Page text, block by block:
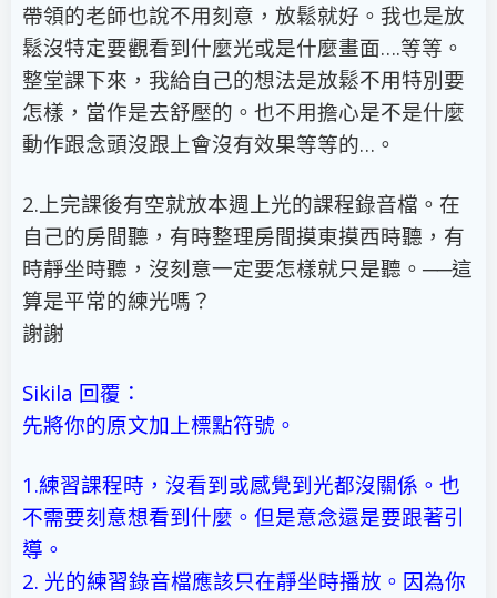
帶領的老師也說不用刻意，放鬆就好。我也是放
鬆沒特定要觀看到什麼光或是什麼畫面….等等。
整堂課下來，我給自己的想法是放鬆不用特別要
怎樣，當作是去舒壓的。也不用擔心是不是什麼
動作跟念頭沒跟上會沒有效果等等的…。
2.上完課後有空就放本週上光的課程錄音檔。在
自己的房間聽，有時整理房間摸東摸西時聽，有
時靜坐時聽，沒刻意一定要怎樣就只是聽。──這
算是平常的練光嗎？
謝謝
Sikila 回覆：
先將你的原文加上標點符號。
1.練習課程時，沒看到或感覺到光都沒關係。也
不需要刻意想看到什麼。但是意念還是要跟著引
導。
2. 光的練習錄音檔應該只在靜坐時播放。因為你